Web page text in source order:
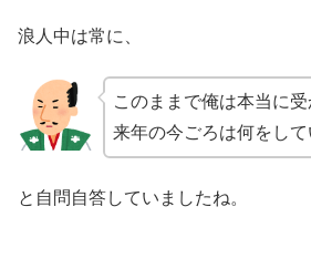
浪人中は常に、
このままで俺は本当に
来年の今ごろは何をし
と自問自答していましたね。